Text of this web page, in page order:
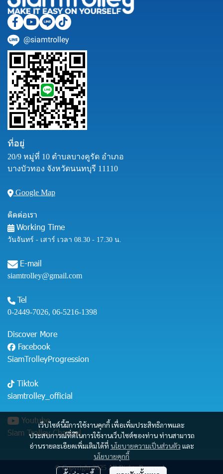
เว็บไซต์นี้มีการใช้งานคุกกี้ เพื่อเพิ่มประสิทธิภาพและ
ประสบการณ์ที่ดีในการใช้งานเว็บไซต์ของท่าน ท่านสามารถ
อ่านรายละเอียดเพิ่มเติมได้ที่ นโยบายความเป็นส่วนตัว และ
นโยบายคุกกี้
@siamtrolley
ที่อยู่
20/9 หมู่ที่ 10 ตำบลบางคูรัด อำเภอ
บางบัวทอง จังหวัดนนทบุรี 11110
Google Map
ติดต่อเรา
Working Time
วันจันทร์ - เสาร์ เวลา 08.30 - 17.30 น.
E-mail
siamtrolley@gmail.com
Tel
0-2449-7026, 06-5216-1398
Discover More
Facebook
SiamTrolleyProgression
Tiktok
siamtrolley_official
Youtube
Siam Trolley Channel
© Copyright 2025 All Rights Reserved .